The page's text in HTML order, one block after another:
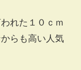
れた１０ｃｍ
らも高い人気